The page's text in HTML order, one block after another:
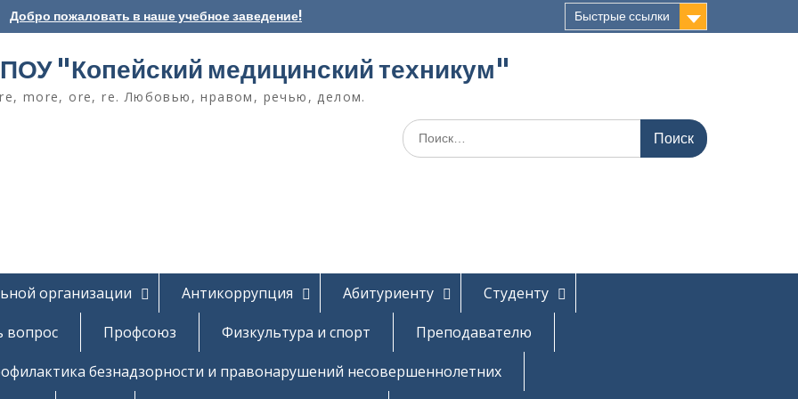
Добро пожаловать в наше учебное заведение! Быстрые ссылки
"Копейский медицинский техникум"
more, ore, re. Любовью, нравом, речью, делом.
Поиск
по:
организации Антикоррупция Абитуриенту
Студенту
вопрос Профсоюз Физкультура и спорт
Преподавателю
безнадзорности и правонарушений несовершеннолетних